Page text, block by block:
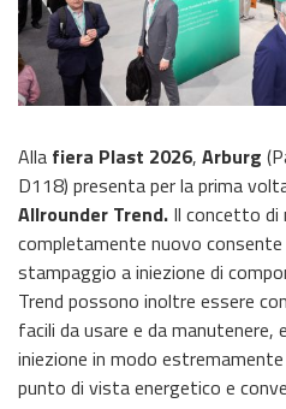
Alla fiera Plast 2026, Arburg
D118) presenta per la prima
Allrounder Trend. Il concetto di
completamente nuovo
stampaggio a iniezione di
Trend possono inoltre essere
facili da usare e da
iniezione in modo
punto di vista energetico e